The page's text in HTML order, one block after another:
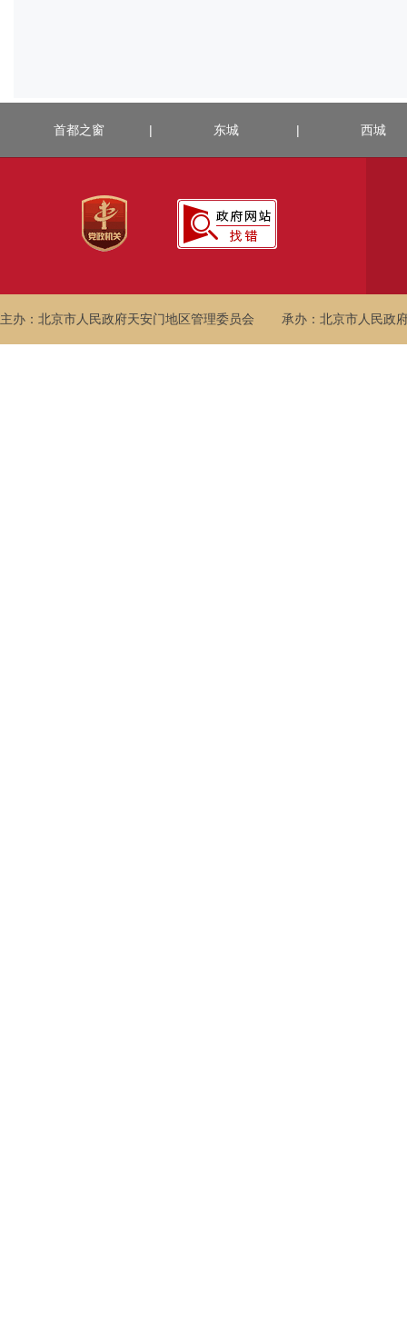
首都之窗 | 东城 | 西城
主办：北京市人民政府天安门地区管理委员会 承办：北京市人民政